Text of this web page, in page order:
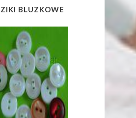
BLUZKOWE